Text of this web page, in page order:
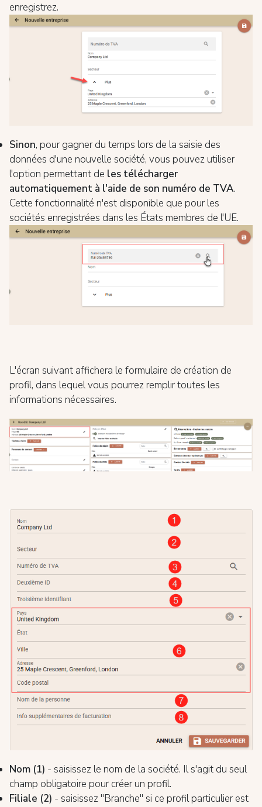
enregistrez.
Sinon, pour gagner du temps lors de la saisie des
données d'une nouvelle société, vous pouvez utiliser
l'option permettant de les télécharger
automatiquement à l'aide de son numéro de TVA.
Cette fonctionnalité n'est disponible que pour les
sociétés enregistrées dans les États membres de l'UE.
L'écran suivant affichera le formulaire de création de
profil, dans lequel vous pourrez remplir toutes les
informations nécessaires.
Nom (1) - saisissez le nom de la société. Il s'agit du seul
champ obligatoire pour créer un profil.
Filiale (2) - saisissez "Branche" si ce profil particulier est